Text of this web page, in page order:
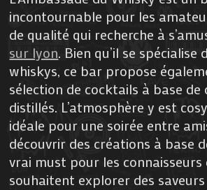
incontournable pour les
de qualité qui recherche à
sur lyon. Bien qu’il se spécialise
whiskys, ce bar propose
sélection de cocktails à base de
distillés. L’atmosphère y est
idéale pour une soirée entre
découvrir des créations à base
vrai must pour les connaisseurs
souhaitent explorer des